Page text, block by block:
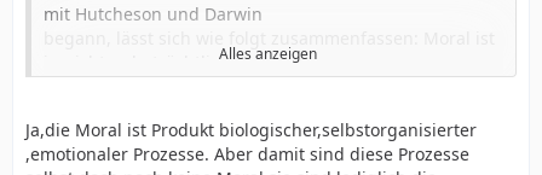
mit Hutcheson und Darwin
in nicht unbeträchtlichem
Die Evolution bildete emotionale, instinkthafte
Reaktionen auf Verhaltensweisen
und funktionieren genauso schnell wie unsere
Wahrnehmung. Insofern verfügen
Menschen tatsächlich über ein moralisches Organ,
Alles anzeigen
Ja,die Moral ist Produkt biologischer,selbstorganisierter
,emotionaler Prozesse. Aber damit sind diese Prozesse